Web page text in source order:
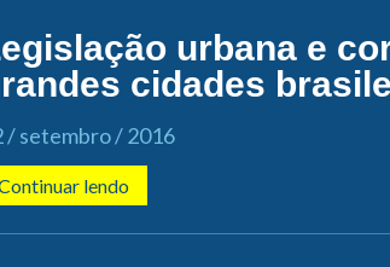
urbana e
cidades
/ setembro / 2016
lendo